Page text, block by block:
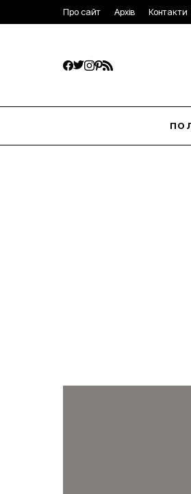
Про сайт Архів Контакти